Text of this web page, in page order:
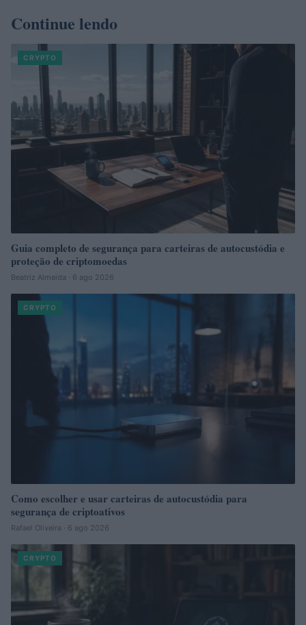
Continue lendo
CRYPTO
Guia completo de segurança para carteiras de autocustódia e
proteção de criptomoedas
Beatriz Almeida · 6 ago 2026
CRYPTO
Como escolher e usar carteiras de autocustódia para
segurança de criptoativos
Rafael Oliveira · 6 ago 2026
CRYPTO